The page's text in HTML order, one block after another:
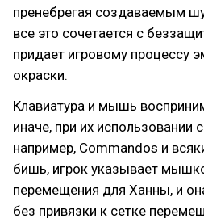
пренебрегая создаваемым
все это сочетается с
придает игровому процессу
окраски.
Клавиатура и мышь
иначе, при их использовании
например, Commandos и
бишь, игрок указывает
перемещения для Ханны, и
без привязки к сетке